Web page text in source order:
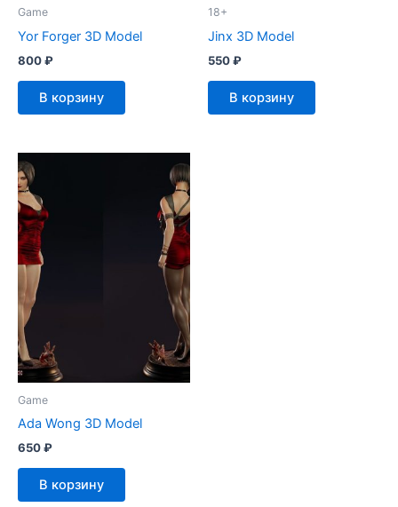
Game
Yor Forger 3D Model
800₽
В корзину
18+
Jinx 3D Model
550₽
В корзину
Game
Ada Wong 3D Model
650₽
В корзину